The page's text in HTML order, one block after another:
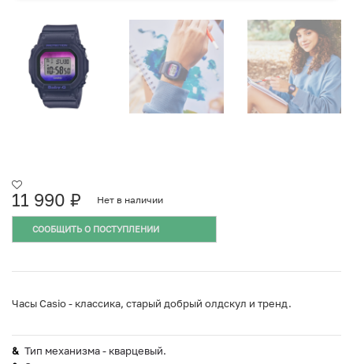
11 990 ₽ Нет в наличии
СООБЩИТЬ О ПОСТУПЛЕНИИ
Часы Casio - классика, старый добрый олдскул и тренд.
Тип механизма - кварцевый.